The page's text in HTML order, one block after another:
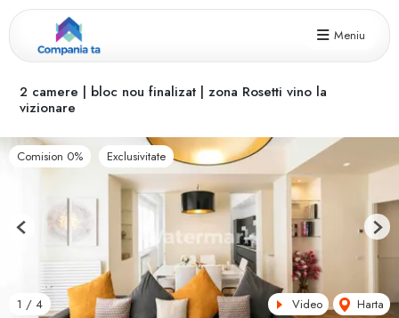
Meniu
2 camere | bloc nou finalizat | zona Rosetti vino la
vizionare
Comision 0% Exclusivitate
1 / 4 Video Harta
Previous Next